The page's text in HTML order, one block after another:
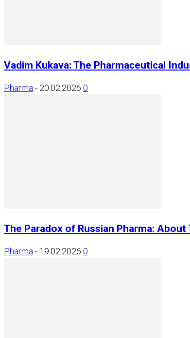
Vadim Kukava: The Pharmaceutical
Pharma - 20.02.2026 0
The Paradox of Russian Pharma:
Pharma - 19.02.2026 0